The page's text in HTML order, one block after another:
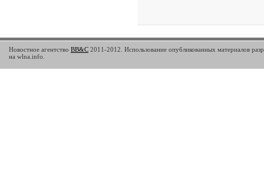
Новостное агентство BB&C 2011-2012. Использование опубликованных материалов
на wlna.info.